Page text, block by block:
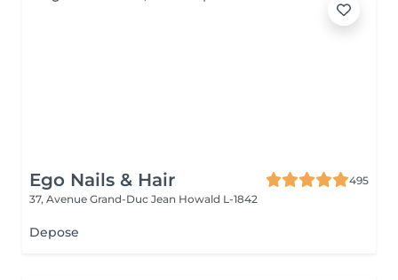
Ego Nails & Hair
495
37, Avenue Grand-Duc Jean Howald L-1842
Depose